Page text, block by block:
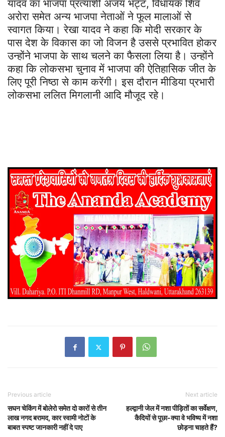
यादव का भाजपा प्रत्याशी अजय भट्ट, विधायक शिव
अरोरा समेत अन्य भाजपा नेताओं ने फूल मालाओं से
स्वागत किया। रेखा यादव ने कहा कि मोदी सरकार के
पास देश के विकास का जो विजन है उससे प्रभावित होकर
उन्होंने भाजपा के साथ चलने का फैसला लिया है। उन्होंने
कहा कि लोकसभा चुनाव में भाजपा की ऐतिहासिक जीत के
लिए पूरी निष्ठा से काम करेंगी। इस दौरान मीडिया प्रभारी
लोकसभा ललित मिगलानी आदि मौजूद रहे।
Previous article
सघन चेकिंग में बोलेरो समेत दो कारों से तीन
लाख नगद बरामद, कार स्वामी नोटों के
बाबत स्पष्ट जानकारी नहीं दे पाए
Next article
हल्द्वानी जेल में नशा पीड़ितों का सर्वेक्षण,
कैदियों से पूछा-क्या वे‌ भविष्य में नशा
छोड़ना चाहते हैं?